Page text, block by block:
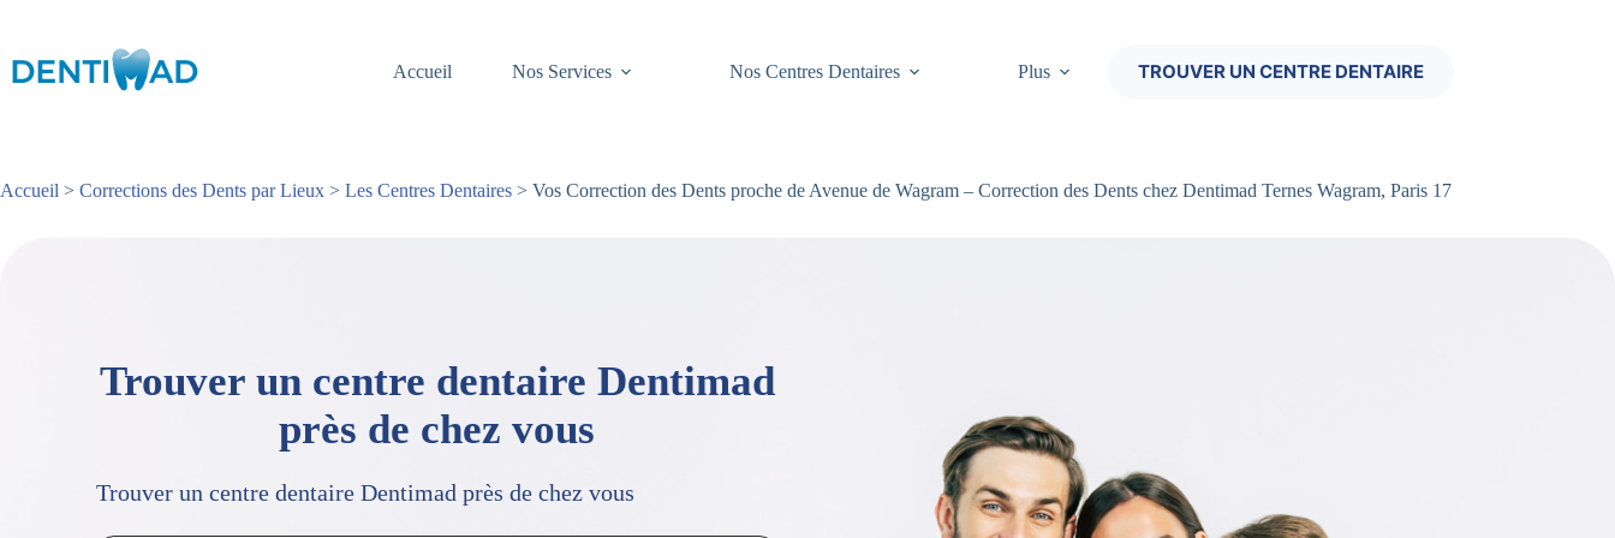
Accueil
Nos Services Nos Centres Dentaires Plus TROUVER UN CENTRE DENTAIRE
Accueil > Corrections des Dents par Lieux > Les Centres Dentaires > Vos Correction des Dents proche de Avenue de Wagram – Correction des Dents chez Dentimad Ternes Wagram, Paris 17
Trouver un centre dentaire Dentimad
près de chez vous
Trouver un centre dentaire Dentimad près de chez vous